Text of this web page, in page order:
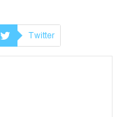
Twitter